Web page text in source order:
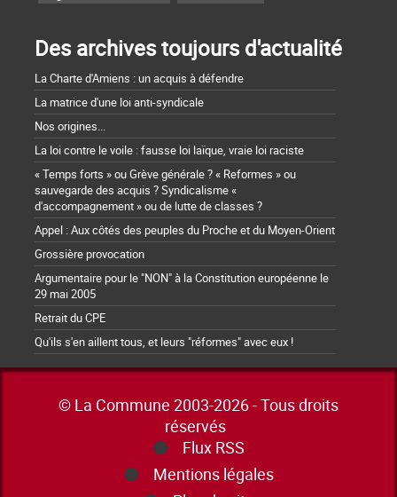
Des archives toujours d'actualité
La Charte d'Amiens : un acquis à défendre
La matrice d'une loi anti-syndicale
Nos origines...
La loi contre le voile : fausse loi laïque, vraie loi raciste
« Temps forts » ou Grève générale ? « Reformes » ou
sauvegarde des acquis ? Syndicalisme «
d'accompagnement » ou de lutte de classes ?
Appel : Aux côtés des peuples du Proche et du Moyen-Orient
Grossière provocation
Argumentaire pour le "NON" à la Constitution européenne le
29 mai 2005
Retrait du CPE
Qu'ils s'en aillent tous, et leurs "réformes" avec eux !
© La Commune 2003-2026 - Tous droits
réservés
Flux RSS
Mentions légales